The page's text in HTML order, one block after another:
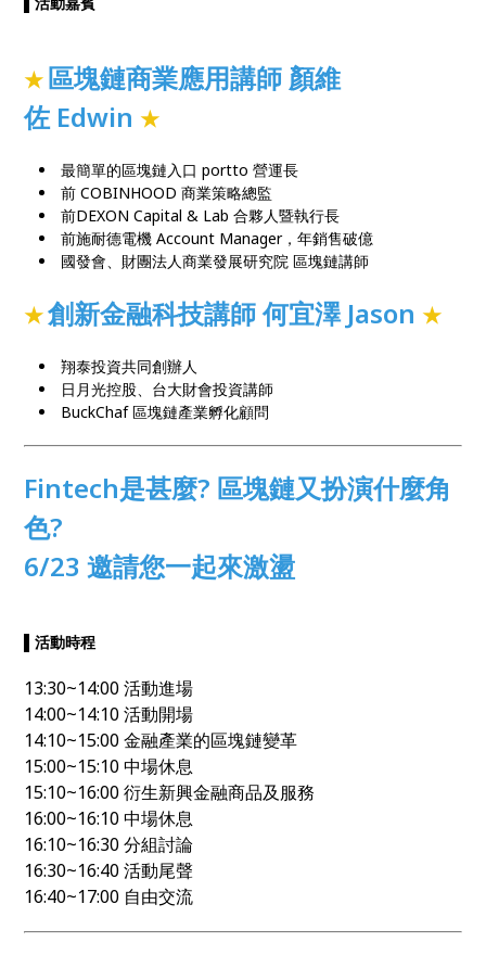
★區塊鏈商業應用講師 顏維
佐 Edwin★
最簡單的區塊鏈入口 portto 營運長
前 COBINHOOD 商業策略總監
前DEXON Capital & Lab 合夥人暨執行長
前施耐德電機 Account Manager，年銷售破億
國發會、財團法人商業發展研究院 區塊鏈講師
★創新金融科技講師 何宜澤 Jason★
翔泰投資共同創辦人
日月光控股、台大財會投資講師
BuckChaf 區塊鏈產業孵化顧問
Fintech是甚麼? 區塊鏈又扮演什麼角
色?
6/23 邀請您一起來激盪
▌活動時程
13:30~14:00 活動進場
14:00~14:10 活動開場
14:10~15:00 金融產業的區塊鏈變革
15:00~15:10 中場休息
15:10~16:00 衍生新興金融商品及服務
16:00~16:10 中場休息
16:10~16:30 分組討論
16:30~16:40 活動尾聲
16:40~17:00 自由交流